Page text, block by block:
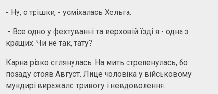
- Ну, є трішки, - усміхалась Хельга.
- Все одно у фехтуванні та верховій їзді я - одна з
кращих. Чи не так, тату?
Карна різко оглянулась. На мить стрепенулась, бо
позаду стояв Август. Лице чоловіка у військовому
мундирі виражало тривогу і невдоволення.